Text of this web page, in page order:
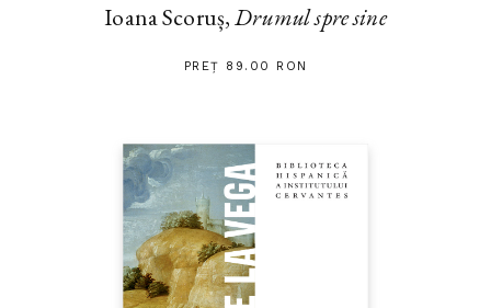
Ioana Scoruș,Drumul spre sine
PREȚ 89.00 RON